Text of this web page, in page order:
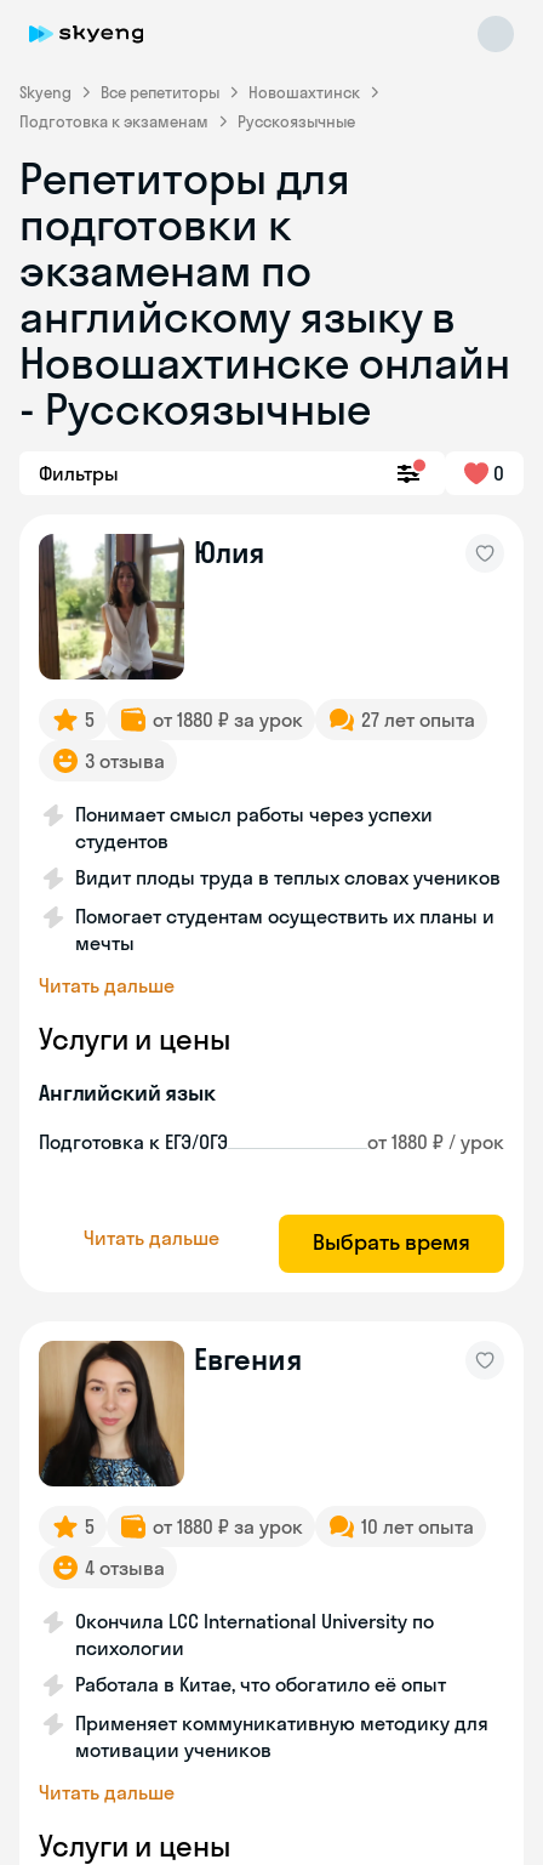
Skyeng Все репетиторы
Новошахтинск
Подготовка к экзаменам
Русскоязычные
Репетиторы для
подготовки к
экзаменам по
английскому языку в
Новошахтинске онлайн
- Русскоязычные
Фильтры 0
Юлия
5 от 1880 ₽ за урок
27 лет опыта
3 отзыва
Понимает смысл работы через успехи
студентов
Видит плоды труда в теплых словах учеников
Помогает студентам осуществить их планы и
мечты
Читать дальше
Услуги и цены
Английский язык
Подготовка к ЕГЭ/ОГЭ от 1880 ₽ / урок
Читать дальше Выбрать время
Евгения
5 от 1880 ₽ за урок
10 лет опыта
4 отзыва
Окончила LCC International University по
психологии
Работала в Китае, что обогатило её опыт
Применяет коммуникативную методику для
мотивации учеников
Читать дальше
Услуги и цены
Skyeng Chat